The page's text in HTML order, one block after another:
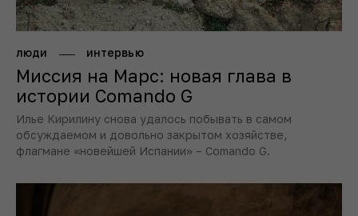
люди интервью
Миссия на Марс: новая глава в
истории Comando G
Илье Кирилину снова удалось побывать в самом
обсуждаемом и довольно закрытом хозяйстве,
флагмане «новейшей Испании» – Comando G.